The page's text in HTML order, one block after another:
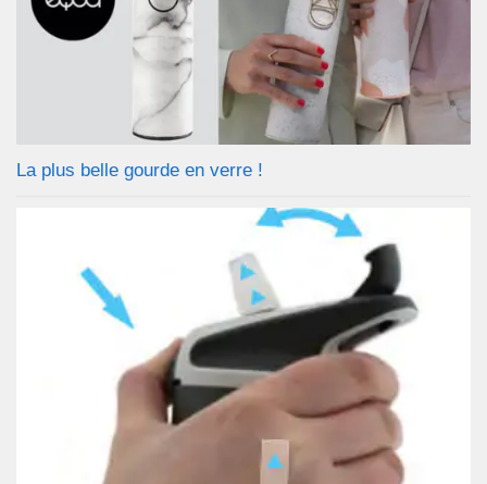
La plus belle gourde en verre !